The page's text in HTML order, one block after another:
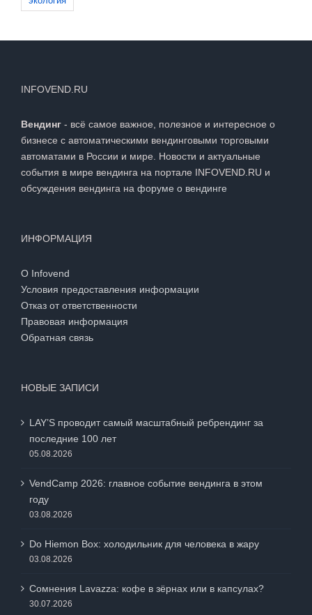
экология
Вендинг
- всё самое важное, полезное и интересное о
бизнесе с автоматическими вендинговыми торговыми
автоматами в России и мире. Новости и актуальные
события в мире вендинга на портале INFOVEND.RU и
обсуждения вендинга на
форуме о вендинге
ИНФОРМАЦИЯ
Условия предоставления информации
Правовая информация
Обратная связь
LAY’S проводит самый масштабный ребрендинг за
последние 100 лет
VendCamp 2026: главное событие вендинга в этом
году
Do Hiemon Box: холодильник для человека в жару
Сомнения Lavazza: кофе в зёрнах или в капсулах?